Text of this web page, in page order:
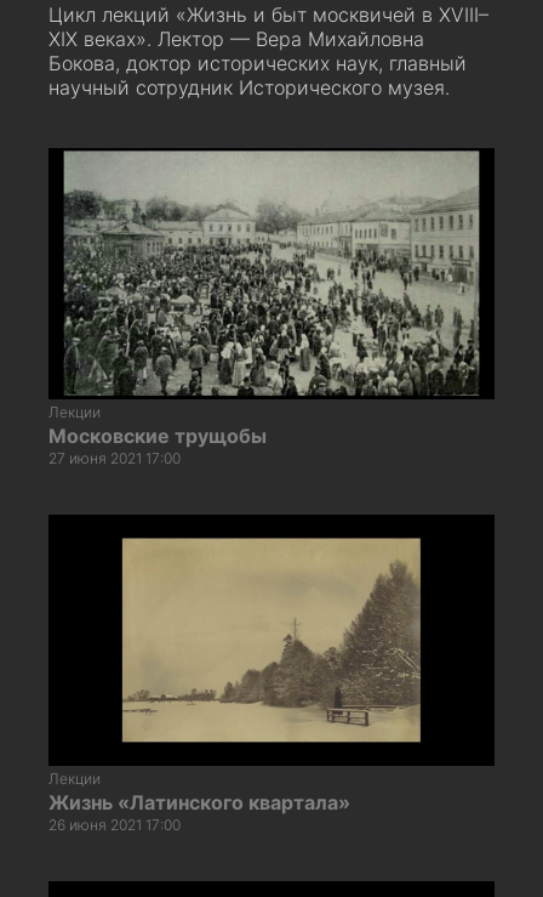
Цикл лекций «Жизнь и быт москвичей в XVIII–
XIX веках». Лектор — Вера Михайловна
Бокова, доктор исторических наук, главный
научный сотрудник Исторического музея.
Лекции
Московские трущобы
27 июня 2021 17:00
Лекции
Жизнь «Латинского квартала»
26 июня 2021 17:00